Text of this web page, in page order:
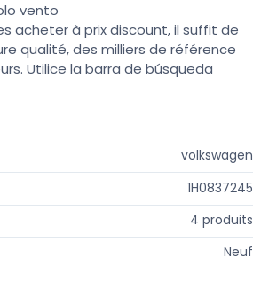
vento
acheter à prix discount, il suffit de
qualité, des milliers de référence
Utilice la barra de búsqueda
volkswagen
1H0837245
4 produits
Neuf